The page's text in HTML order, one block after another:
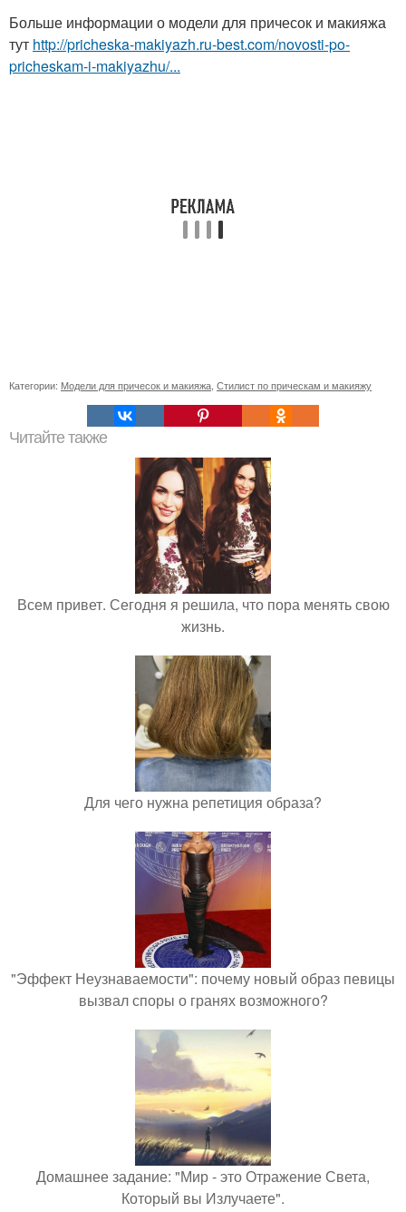
Больше информации о модели для причесок и макияжа
тут http://pricheska-makiyazh.ru-best.com/novosti-po-
pricheskam-i-makiyazhu/...
Категории: Модели для причесок и макияжа, Стилист по прическам и макияжу
Читайте также
Всем привет. Сегодня я решила, что пора менять свою
жизнь.
Для чего нужна репетиция образа?
"Эффект Неузнаваемости": почему новый образ певицы
вызвал споры о гранях возможного?
Домашнее задание: "Мир - это Отражение Света,
Который вы Излучаете".